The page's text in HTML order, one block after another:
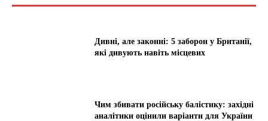
Дивні, але законні: 5 заборон у Британії,
які дивують навіть місцевих
Чим збивати російську балістику: західні
аналітики оцінили варіанти для України